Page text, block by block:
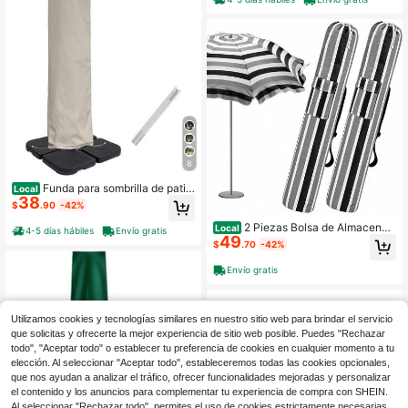
8
Local Funda para sombrilla de patio
con varilla para sombrillas de 7 a 11
pies y sombrillas dobles de 15 pies,
funda protectora impermeable con
cremallera, beige
$38.90 -42%
4-5 días hábiles Envío gratis
cremallera, beige
Local 2 Piezas Bolsa de Almacena
miento de Playa Plegable Impermea
ble Bolsa de Playa para Paraguas c
on Correa de Hombro Acolchada An
cha Asa de Transporte Moldeada F
orte de Rayas de Verano para Patio
(Negro y Gris)
$49.70 -42%
Envío gratis
Utilizamos cookies y tecnologías similares en nuestro sitio web para brindar el servicio
que solicitas y ofrecerte la mejor experiencia de sitio web posible. Puedes "Rechazar
todo", "Aceptar todo" o establecer tu preferencia de cookies en cualquier momento a tu
elección. Al seleccionar "Aceptar todo", estableceremos todas las cookies opcionales,
que nos ayudan a analizar el tráfico, ofrecer funcionalidades mejoradas y personalizar
el contenido y los anuncios para complementar tu experiencia de compra con SHEIN.